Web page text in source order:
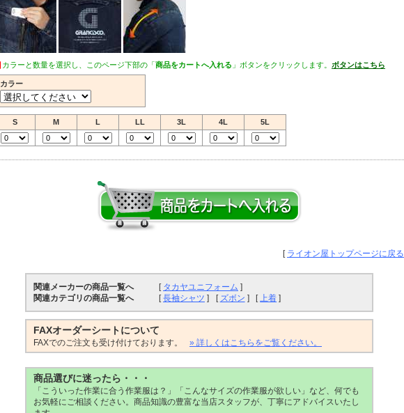
カラーと数量を選択し、このページ下部の「商品をカートへ入れる 」ボタンをクリックします。 ボタンはこちら
カラー
S M L LL 3L 4L 5L
[ ライオン屋トップページに戻る
関連メーカーの商品一覧へ [ タカヤユニフォーム ]
関連カテゴリの商品一覧へ
[上着 ]
[ ズボン ]
[長袖シャツ ]
FAXオーダーシートについて
FAXでのご注文も受け付けております。 » 詳しくはこちらをご覧ください。
商品選びに迷ったら・・・
「こういった作業に合う作業服は？」「こんなサイズの作業服が欲しい」など、何でも
お気軽にご相談ください。商品知識の豊富な当店スタッフが、丁寧にアドバイスいたし